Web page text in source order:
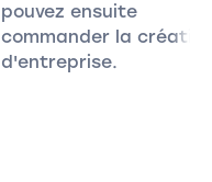
pouvez ensuite
commander la
d'entreprise.